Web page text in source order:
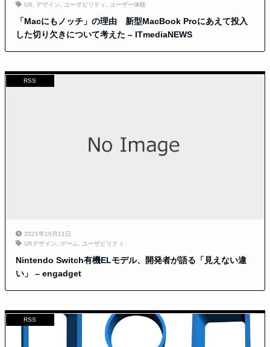
UX
デザイン ユーザビリティ ユーザー体験
「Macにもノッチ」の理由 新型MacBook Proにあえて投入
した切り欠きについて考えた – ITmediaNEWS
RSS
2021年10月11日
UXデザイン
ゲーム ユーザビリティ
Nintendo Switch有機ELモデル、開発者が語る「見えない違
い」 – engadget
RSS